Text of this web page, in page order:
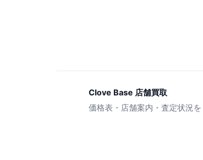
Clove Base 店舗買取
価格表・店舗案内・査定状況